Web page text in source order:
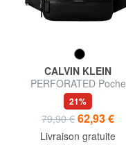
CALVIN KLEIN
PERFORATED Poche
21%
79,90 € 62,93 €
Livraison gratuite